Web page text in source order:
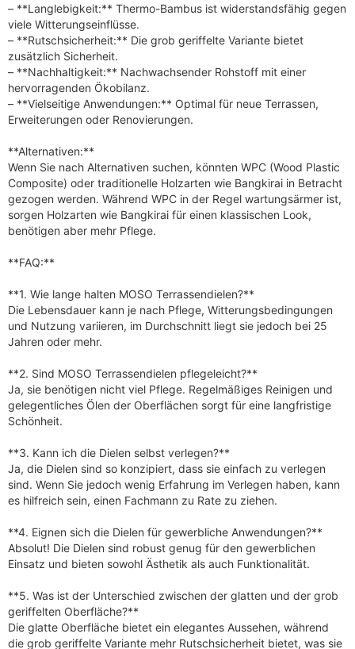
– **Langlebigkeit:** Thermo-Bambus ist widerstandsfähig gegen
viele Witterungseinflüsse.
– **Rutschsicherheit:** Die grob geriffelte Variante bietet
zusätzlich Sicherheit.
– **Nachhaltigkeit:** Nachwachsender Rohstoff mit einer
hervorragenden Ökobilanz.
– **Vielseitige Anwendungen:** Optimal für neue Terrassen,
Erweiterungen oder Renovierungen.
**Alternativen:**
Wenn Sie nach Alternativen suchen, könnten WPC (Wood Plastic
Composite) oder traditionelle Holzarten wie Bangkirai in Betracht
gezogen werden. Während WPC in der Regel wartungsärmer ist,
sorgen Holzarten wie Bangkirai für einen klassischen Look,
benötigen aber mehr Pflege.
**FAQ:**
**1. Wie lange halten MOSO Terrassendielen?**
Die Lebensdauer kann je nach Pflege, Witterungsbedingungen
und Nutzung variieren, im Durchschnitt liegt sie jedoch bei 25
Jahren oder mehr.
**2. Sind MOSO Terrassendielen pflegeleicht?**
Ja, sie benötigen nicht viel Pflege. Regelmäßiges Reinigen und
gelegentliches Ölen der Oberflächen sorgt für eine langfristige
Schönheit.
**3. Kann ich die Dielen selbst verlegen?**
Ja, die Dielen sind so konzipiert, dass sie einfach zu verlegen
sind. Wenn Sie jedoch wenig Erfahrung im Verlegen haben, kann
es hilfreich sein, einen Fachmann zu Rate zu ziehen.
**4. Eignen sich die Dielen für gewerbliche Anwendungen?**
Absolut! Die Dielen sind robust genug für den gewerblichen
Einsatz und bieten sowohl Ästhetik als auch Funktionalität.
**5. Was ist der Unterschied zwischen der glatten und der grob
geriffelten Oberfläche?**
Die glatte Oberfläche bietet ein elegantes Aussehen, während
die grob geriffelte Variante mehr Rutschsicherheit bietet, was sie